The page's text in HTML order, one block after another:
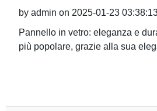
by admin on 2025-01-23
Pannello in vetro: eleganza e
più popolare, grazie alla sua